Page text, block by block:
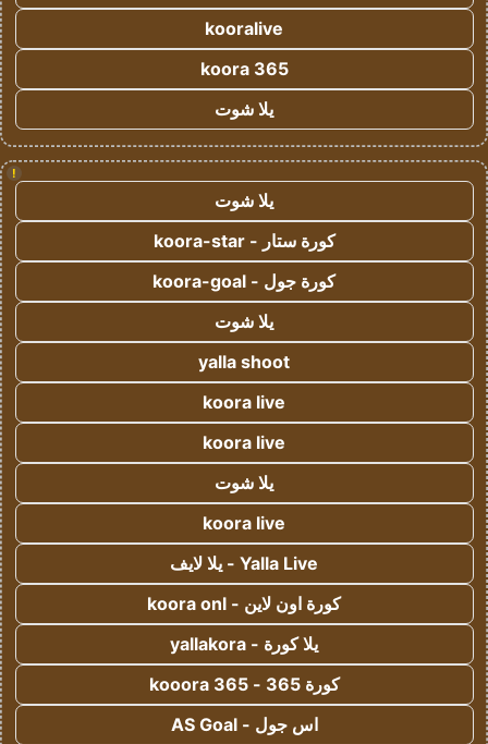
kooralive
koora 365
يلا شوت
!
يلا شوت
كورة ستار - koora-star
كورة جول - koora-goal
يلا شوت
yalla shoot
koora live
koora live
يلا شوت
koora live
Yalla Live - يلا لايف
كورة اون لاين - koora onl
يلا كورة - yallakora
كورة 365 - kooora 365
اس جول - AS Goal